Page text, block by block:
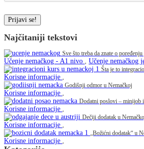
Najčitaniji tekstovi
Sve što treba da znate o
Učenje nemačkog - A1 nivo Učenje nemačkog
Šta je to
Korisne informacije
Godišnji odmor u Nemačkoj
Korisne informacije
Dodatni poslovi – minijob
Korisne informacije
Dečiji dodatak u
Korisne informacije
„Božićni dodatak“ u
Korisne informacije